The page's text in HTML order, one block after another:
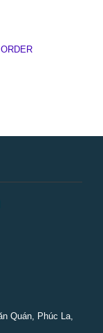
Quán, Phúc La,